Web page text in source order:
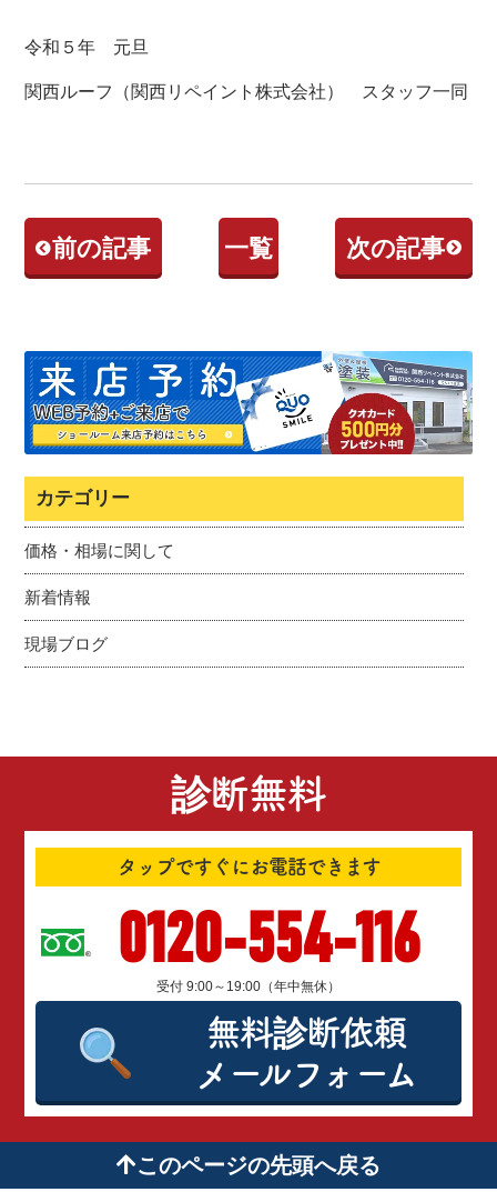
令和５年 元旦
関西ルーフ（関西リペイント株式会社） スタッフ一同
前の記事 一覧 次の記事
カテゴリー
価格・相場に関して
新着情報
現場ブログ
診断無料
タップですぐにお電話できます
0120-554-116
受付 9:00～19:00（年中無休）
無料診断依頼
メールフォーム
このページの先頭へ戻る